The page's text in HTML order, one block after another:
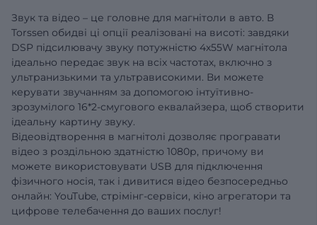
Звук та відео – це головне для магнітоли в авто. В
Torssen обидві ці опції реалізовані на висоті: завдяки
DSP підсилювачу звуку потужністю 4х55W магнітола
ідеально передає звук на всіх частотах, включно з
ультранизькими та ультрависокими. Ви можете
керувати звучанням за допомогою інтуїтивно-
зрозумілого 16*2-смугового еквалайзера, щоб створити
ідеальну картину звуку.
Відеовідтворення в магнітолі дозволяє програвати
відео з роздільною здатністю 1080р, причому ви
можете використовувати USB для підключення
фізичного носія, так і дивитися відео безпосередньо
онлайн: YouTube, стрімінг-сервіси, кіно агрегатори та
цифрове телебачення до ваших послуг!